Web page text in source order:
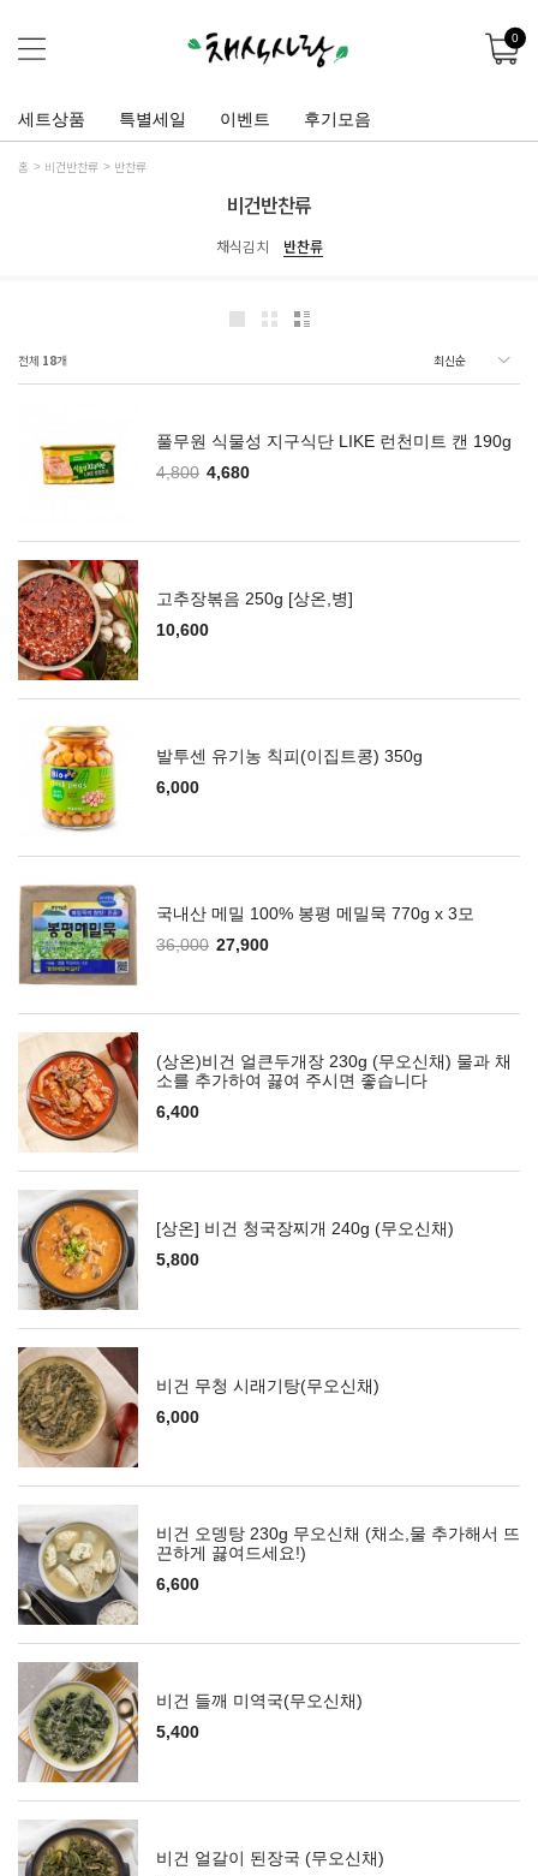
0
세트상품 특별세일 이벤트 후기모음
홈 비건반찬류 반찬류
비건반찬류
채식김치 반찬류
전체 18개
풀무원 식물성 지구식단 LIKE 런천미트 캔 190g
4,800 4,680
고추장볶음 250g [상온,병]
10,600
발투센 유기농 칙피(이집트콩) 350g
6,000
국내산 메밀 100% 봉평 메밀묵 770g x 3모
36,000 27,900
(상온)비건 얼큰두개장 230g (무오신채) 물과 채
소를 추가하여 끓여 주시면 좋습니다
6,400
[상온] 비건 청국장찌개 240g (무오신채)
5,800
비건 무청 시래기탕(무오신채)
6,000
비건 오뎅탕 230g 무오신채 (채소,물 추가해서 뜨
끈하게 끓여드세요!)
6,600
비건 들깨 미역국(무오신채)
5,400
비건 얼갈이 된장국 (무오신채)